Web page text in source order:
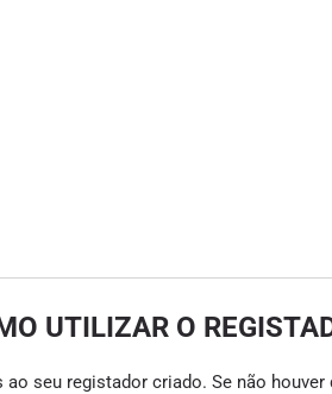
UTILIZAR O
seu registador criado. Se não